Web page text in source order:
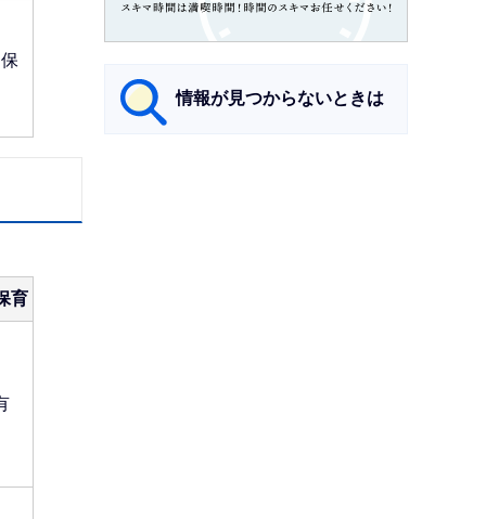
育
情報が見つからないときは